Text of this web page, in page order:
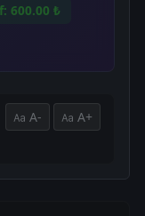
600.00 ₺
A- A+